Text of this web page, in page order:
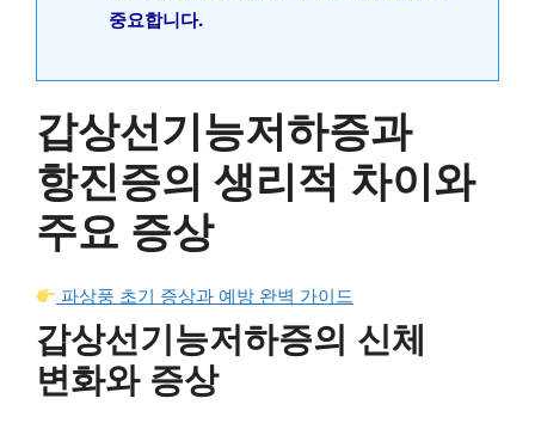
중요합니다.
갑상선기능저하증과
항진증의 생리적 차이와
주요 증상
파상풍 초기 증상과 예방 완벽 가이드
갑상선기능저하증의 신체
변화와 증상